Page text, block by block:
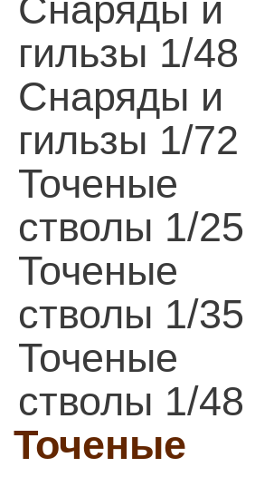
Снаряды и
гильзы 1/48
Снаряды и
гильзы 1/72
Точеные
стволы 1/25
Точеные
стволы 1/35
Точеные
стволы 1/48
Точеные